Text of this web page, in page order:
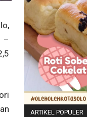
–
ARTIKEL POPULER